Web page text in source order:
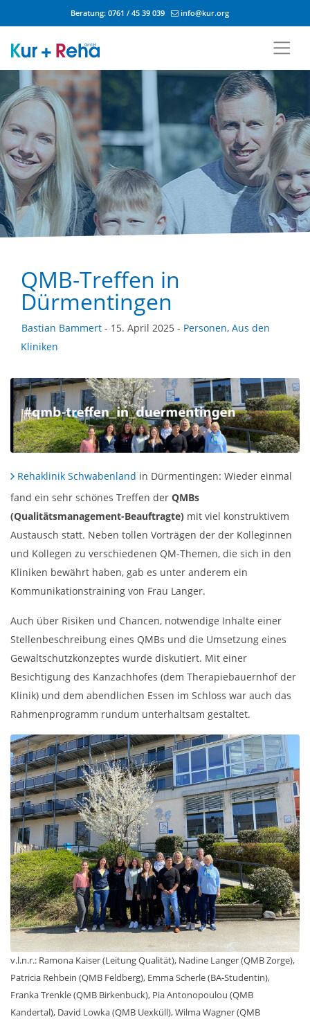
Beratung: 0761 / 45 39 039 info@kur.org
QMB-Treffen in
Dürmentingen
Bastian Bammert - 15. April 2025 - Personen, Aus den
Kliniken
Rehaklinik Schwabenland in Dürmentingen: Wieder einmal
fand ein sehr schönes Treffen der QMBs
(Qualitätsmanagement-Beauftragte) mit viel konstruktivem
Austausch statt. Neben tollen Vorträgen der der Kolleginnen
und Kollegen zu verschiedenen QM-Themen, die sich in den
Kliniken bewährt haben, gab es unter anderem ein
Kommunikationstraining von Frau Langer.
Auch über Risiken und Chancen, notwendige Inhalte einer
Stellenbeschreibung eines QMBs und die Umsetzung eines
Gewaltschutzkonzeptes wurde diskutiert. Mit einer
Besichtigung des Kanzachhofes (dem Therapiebauernhof der
Klinik) und dem abendlichen Essen im Schloss war auch das
Rahmenprogramm rundum unterhaltsam gestaltet.
v.l.n.r.: Ramona Kaiser (Leitung Qualität), Nadine Langer (QMB Zorge),
Patricia Rehbein (QMB Feldberg), Emma Scherle (BA-Studentin),
Franka Trenkle (QMB Birkenbuck), Pia Antonopoulou (QMB
Kandertal), David Lowka (QMB Uexküll), Wilma Wagner (QMB